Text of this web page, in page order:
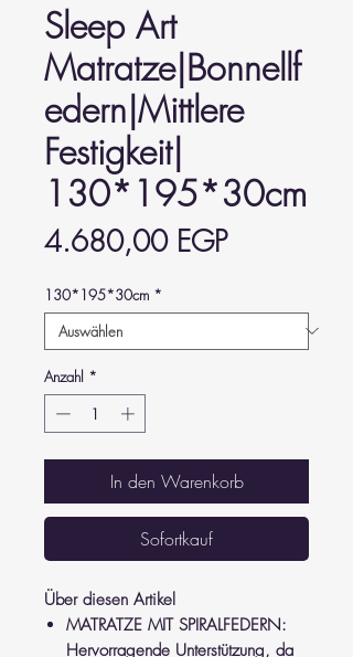
Sleep Art
Matratze|Bonnellf
edern|Mittlere
Festigkeit|
130*195*30cm
4.680,00 EGPPreis
130*195*30cm *
Anzahl *
In den Warenkorb
Sofortkauf
Über diesen Artikel
MATRATZE MIT SPIRALFEDERN:
Hervorragende Unterstützung, da